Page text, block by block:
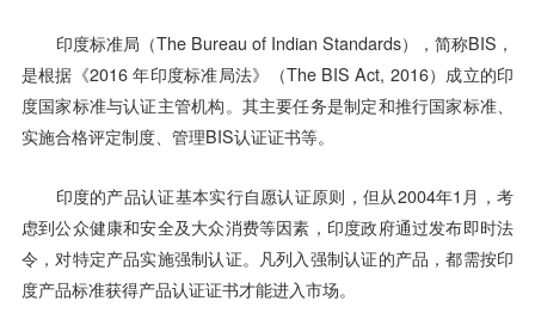
印度标准局（The Bureau of Indian Standards），简称BIS，
是根据《2016 年印度标准局法》（The BIS Act, 2016）成立的印
度国家标准与认证主管机构。其主要任务是制定和推行国家标准、
实施合格评定制度、管理BIS认证证书等。
印度的产品认证基本实行自愿认证原则，但从2004年1月，考
虑到公众健康和安全及大众消费等因素，印度政府通过发布即时法
令，对特定产品实施强制认证。凡列入强制认证的产品，都需按印
度产品标准获得产品认证证书才能进入市场。